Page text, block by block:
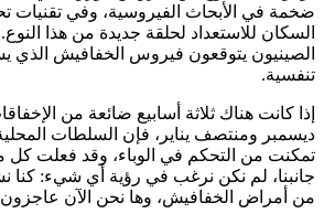
ضخمة في الأبحاث الفيروسية، وفي
السكان للاستعداد لحلقة جديدة من هذا
الصينيون يتوقعون فيروس الخفافيش الذي
تنفسية.
إذا كانت هناك ثلاثة أسابيع ضائعة من
ديسمبر ومنتصف يناير، فإن السلطات
تمكنت من التحكم في الوباء، وقد فعلت كل
جانبنا، لم نكن نرغب في رؤية أي شيء: كنا
من أمراض الخفافيش، وها نحن الآن